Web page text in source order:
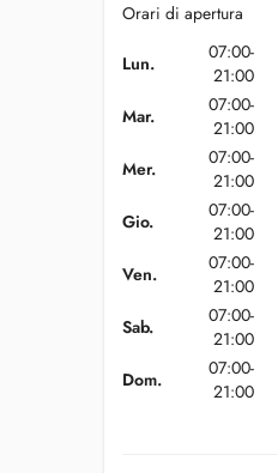
Orari di apertura
Lun.
07:00-
21:00
Mar.
07:00-
21:00
Mer.
07:00-
21:00
Gio.
07:00-
21:00
Ven.
07:00-
21:00
Sab.
07:00-
21:00
Dom.
07:00-
21:00